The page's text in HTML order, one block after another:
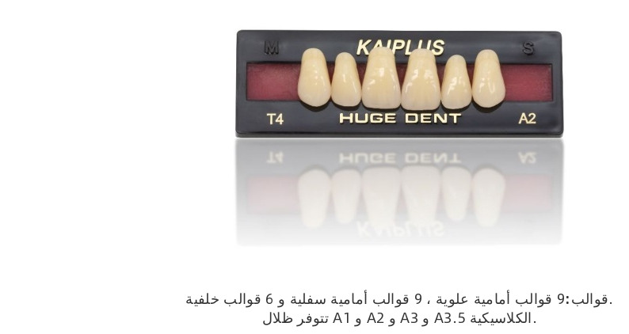
قوالب:9 قوالب أمامية علوية ، 9 قوالب أمامية سفلية و 6 قوالب خلفية.
تتوفر ظلال A1 و A2 و A3 و A3.5 الكلاسيكية.